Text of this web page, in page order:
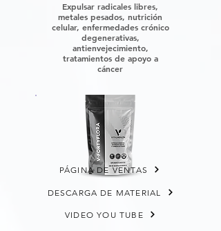
Expulsar radicales libres,
metales pesados, nutrición
celular, enfermedades crónico
degenerativas,
antienvejecimiento,
tratamientos de apoyo a
cáncer
PÁGINA DE VENTAS
DESCARGA DE MATERIAL
VIDEO YOU TUBE